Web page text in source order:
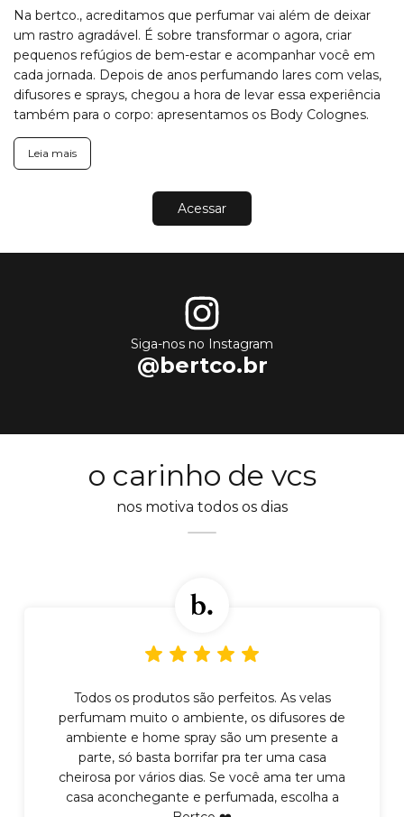
Na bertco., acreditamos que perfumar vai além de deixar
um rastro agradável. É sobre transformar o agora, criar
pequenos refúgios de bem-estar e acompanhar você em
cada jornada. Depois de anos perfumando lares com velas,
difusores e sprays, chegou a hora de levar essa experiência
também para o corpo: apresentamos os Body Colognes.
Leia mais
Acessar
Siga-nos no Instagram
@bertco.br
o carinho de vcs
nos motiva todos os dias
Todos os produtos são perfeitos. As velas
perfumam muito o ambiente, os difusores de
ambiente e home spray são um presente a
parte, só basta borrifar pra ter uma casa
cheirosa por vários dias. Se você ama ter uma
casa aconchegante e perfumada, escolha a